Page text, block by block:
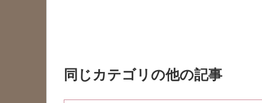
同じカテゴリの他の記事